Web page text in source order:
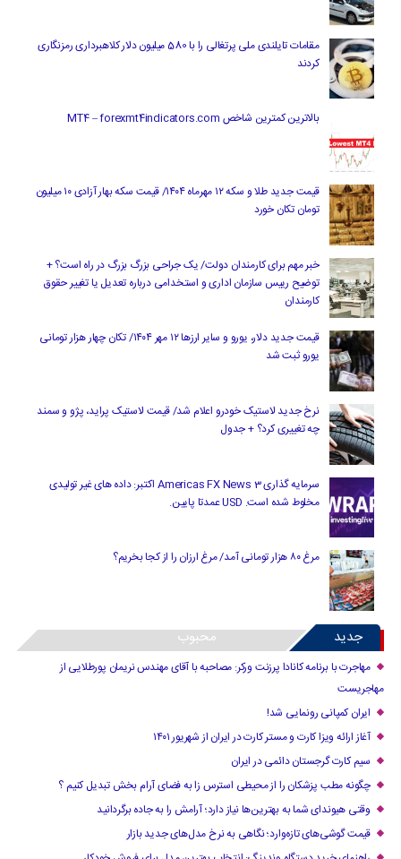
مقامات تایلندی ملی پرتغالی را با 580 میلیون دلار کلاهبرداری رمزنگاری
کردند
بالاترین کمترین شاخص MT4 – forexmt4indicators.com
قیمت جدید طلا و سکه ۱۲ مهرماه ۱۴۰۴/ قیمت سکه بهار آزادی ۱۰ میلیون
تومان تکان خورد
خبر مهم برای کارمندان دولت/ یک جراحی بزرگ بزرگ در راه است؟ +
توضیح رییس سازمان اداری و استخدامی درباره تعدیل یا تغییر حقوق
کارمندان
قیمت جدید دلار، یورو و سایر ارزها ۱۲ مهر ۱۴۰۴/ تکان چهار هزار تومانی
یورو ثبت شد
نرخ جدید لاستیک خودرو اعلام شد/ قیمت لاستیک پراید، پژو و سمند
چه تغییری کرد؟ + جدول
سرمایه گذاری Americas FX News 3 اکتبر: داده های غیر تولیدی
مخلوط شده است. USD عمدتا پایین.
مرغ ۸۰ هزار تومانی آمد/ مرغ ارزان را از کجا بخریم؟
جدید محبوب
مهاجرت با برنامه کانادا پرزنت ورکر: مصاحبه با آقای مهندس نریمان پورطلایی از
مهاجریست
ایران کمپانی رونمایی شد!
آغاز ارائه ویزا کارت و مستر کارت در ایران از شهریور ۱۴۰۱
سیم کارت گرجستان دائمی در ایران
چگونه مطب پزشکان را از محیطی استرس زا به فضای آرام بخش تبدیل کنیم ؟
وقتی هیوندای شما به بهترین‌ها نیاز دارد؛ آرامش را به جاده برگردانید
قیمت گوشی‌های تازه‌وارد؛ نگاهی به نرخ مدل‌های جدید بازار